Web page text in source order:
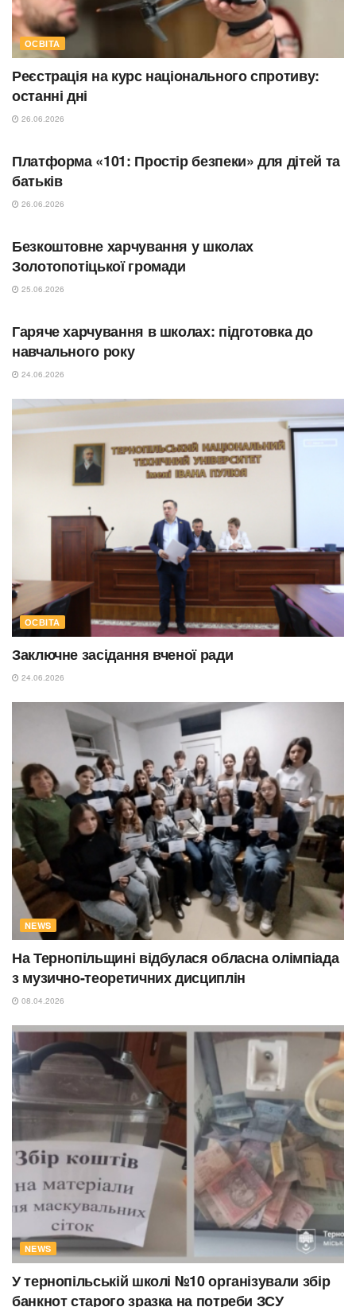
ОСВІТА
Реєстрація на курс національного спротиву:
останні дні
26.06.2026
Платформа «101: Простір безпеки» для дітей та
батьків
26.06.2026
Безкоштовне харчування у школах
Золотопотіцької громади
25.06.2026
Гаряче харчування в школах: підготовка до
навчального року
24.06.2026
ОСВІТА
Заключне засідання вченої ради
24.06.2026
NEWS
На Тернопільщині відбулася обласна олімпіада
з музично-теоретичних дисциплін
08.04.2026
NEWS
У тернопільській школі №10 організували збір
банкнот старого зразка на потреби ЗСУ